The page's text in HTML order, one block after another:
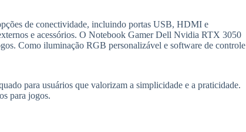
de conectividade, incluindo portas USB, HDMI e
e acessórios. O Notebook Gamer Dell Nvidia RTX 3050
Como iluminação RGB personalizável e software de controle
para usuários que valorizam a simplicidade e a praticidade.
para jogos.